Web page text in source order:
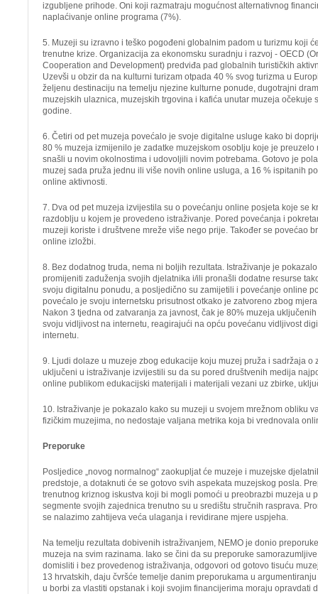
izgubljene prihode. Oni koji razmatraju mogućnost alternativnog
naplaćivanje online programa (7%).
5. Muzeji su izravno i teško pogođeni globalnim padom u turizmu koji
trenutne krize. Organizacija za ekonomsku suradnju i razvoj - OECD
Cooperation and Development) predviđa pad globalnih turističkih
Uzevši u obzir da na kulturni turizam otpada 40 % svog turizma u
željenu destinaciju na temelju njezine kulturne ponude, dugotrajni
muzejskih ulaznica, muzejskih trgovina i kafića unutar muzeja očekuje
godine.
6. Četiri od pet muzeja povećalo je svoje digitalne usluge kako bi
80 % muzeja izmijenilo je zadatke muzejskom osoblju koje je
snašli u novim okolnostima i udovoljili novim potrebama. Gotovo je
muzej sada pruža jednu ili više novih online usluga, a 16 % ispitanih
online aktivnosti.
7. Dva od pet muzeja izvijestila su o povećanju online posjeta koje se
razdoblju u kojem je provedeno istraživanje. Pored povećanja i
muzeji koriste i društvene mreže više nego prije. Također se povećao
online izložbi.
8. Bez dodatnog truda, nema ni boljih rezultata. Istraživanje je
promijeniti zaduženja svojih djelatnika i/ili pronašli dodatne resurse
svoju digitalnu ponudu, a posljedično su zamijetili i povećanje online
povećalo je svoju internetsku prisutnost otkako je zatvoreno zbog
Nakon 3 tjedna od zatvaranja za javnost, čak je 80% muzeja
svoju vidljivost na internetu, reagirajući na opću povećanu vidljivost
internetu.
9. Ljudi dolaze u muzeje zbog edukacije koju muzej pruža i sadržaja o
uključeni u istraživanje izvijestili su da su pored društvenih medija
online publikom edukacijski materijali i materijali vezani uz zbirke,
10. Istraživanje je pokazalo kako su muzeji u svojem mrežnom obliku
fizičkim muzejima, no nedostaje valjana metrika koja bi vrednovala
Preporuke
Posljedice „novog normalnog“ zaokupljat će muzeje i muzejske
predstoje, a dotaknuti će se gotovo svih aspekata muzejskog posla.
trenutnog kriznog iskustva koji bi mogli pomoći u preobrazbi muzeja u
segmente svojih zajednica trenutno su u središtu stručnih rasprava.
se nalazimo zahtijeva veća ulaganja i revidirane mjere uspjeha.
Na temelju rezultata dobivenih istraživanjem, NEMO je donio
muzeja na svim razinama. Iako se čini da su preporuke
domisliti i bez provedenog istraživanja, odgovori od gotovo tisuću
13 hrvatskih, daju čvršće temelje danim preporukama u
u borbi za vlastiti opstanak i koji svojim financijerima moraju opravdati